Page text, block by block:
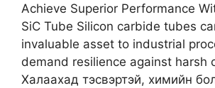
Achieve Superior Performance
SiC Tube Silicon carbide tubes
invaluable asset to industrial
demand resilience against harsh
Халаахад тэсвэртэй, химийн